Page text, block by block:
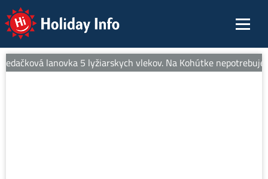
Holiday Info
lanovka 5 lyžiarskych vlekov. Na Kohútke